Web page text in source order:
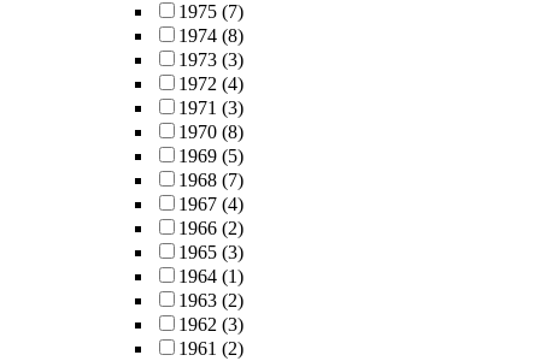
1975 (7)
1974 (8)
1973 (3)
1972 (4)
1971 (3)
1970 (8)
1969 (5)
1968 (7)
1967 (4)
1966 (2)
1965 (3)
1964 (1)
1963 (2)
1962 (3)
1961 (2)